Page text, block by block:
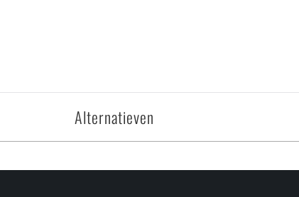
Alternatieven